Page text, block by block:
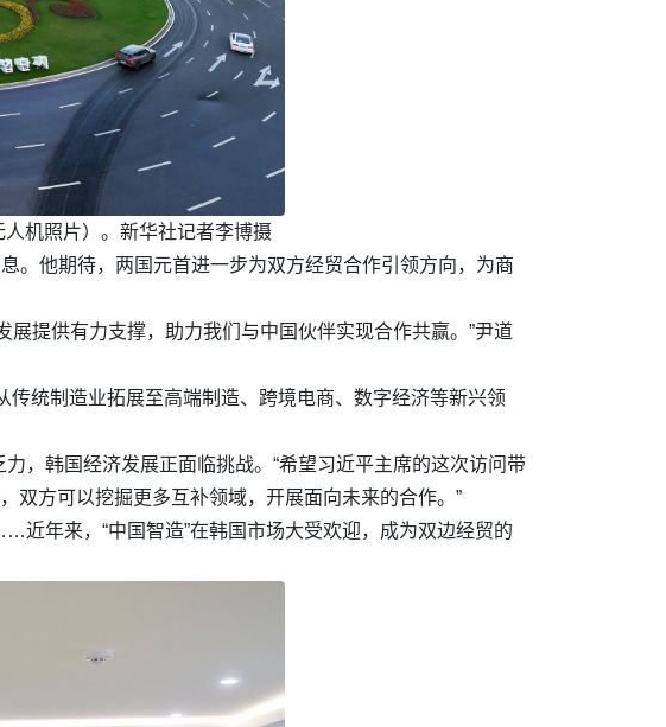
机照片）。新华社记者李博摄
。他期待，两国元首进一步为双方经贸合作引领方向，为商
提供有力支撑，助力我们与中国伙伴实现合作共赢。”尹道
统制造业拓展至高端制造、跨境电商、数字经济等新兴领
，韩国经济发展正面临挑战。“希望习近平主席的这次访问带
双方可以挖掘更多互补领域，开展面向未来的合作。”
年来，“中国智造”在韩国市场大受欢迎，成为双边经贸的